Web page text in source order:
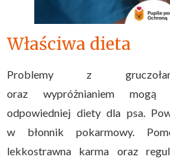
Właściwa dieta
Problemy z
oraz wypróżnianiem mogą
odpowiedniej diety dla psa.
w błonnik pokarmowy.
lekkostrawna karma oraz